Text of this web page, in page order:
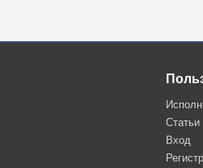
Статьи
Вход